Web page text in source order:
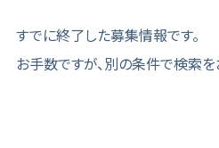
すでに終了した募集情報です。
お手数ですが、別の条件で検索を